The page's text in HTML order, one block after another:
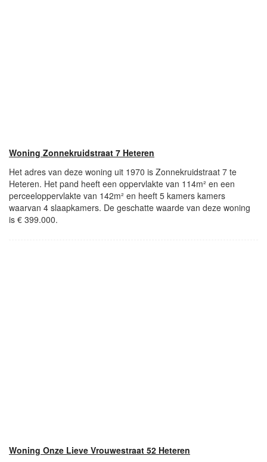
Woning Zonnekruidstraat 7 Heteren
Het adres van deze woning uit 1970 is Zonnekruidstraat 7 te
Heteren. Het pand heeft een oppervlakte van 114m² en een
perceeloppervlakte van 142m² en heeft 5 kamers kamers
waarvan 4 slaapkamers. De geschatte waarde van deze woning
is € 399.000.
Woning Onze Lieve Vrouwestraat 52 Heteren